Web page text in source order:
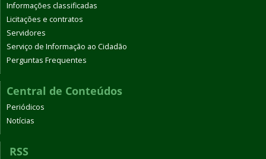
Informações classificadas
Licitações e contratos
Servidores
Serviço de Informação ao Cidadão
Perguntas Frequentes
Central de Conteúdos
Periódicos
Notícias
RSS